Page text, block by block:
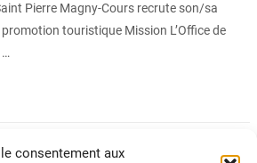
consentement aux
Pierre Magny-Cours recrute son/sa
touristique Mission L’Office de
…